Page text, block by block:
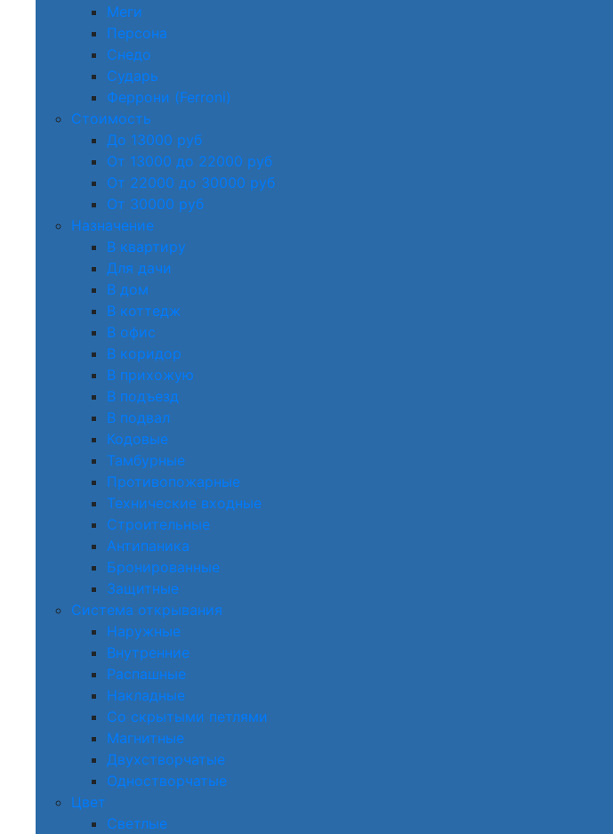
Меги
Персона
Снедо
Сударь
Феррони (Ferroni)
Стоимость
До 13000 руб
От 13000 до 22000 руб
От 22000 до 30000 руб
От 30000 руб
Назначение
В квартиру
Для дачи
В дом
В коттедж
В офис
В коридор
В прихожую
В подъезд
В подвал
Кодовые
Тамбурные
Противопожарные
Технические входные
Строительные
Антипаника
Бронированные
Защитные
Система открывания
Наружные
Внутренние
Распашные
Накладные
Со скрытыми петлями
Магнитные
Двухстворчатые
Одностворчатые
Цвет
Светлые